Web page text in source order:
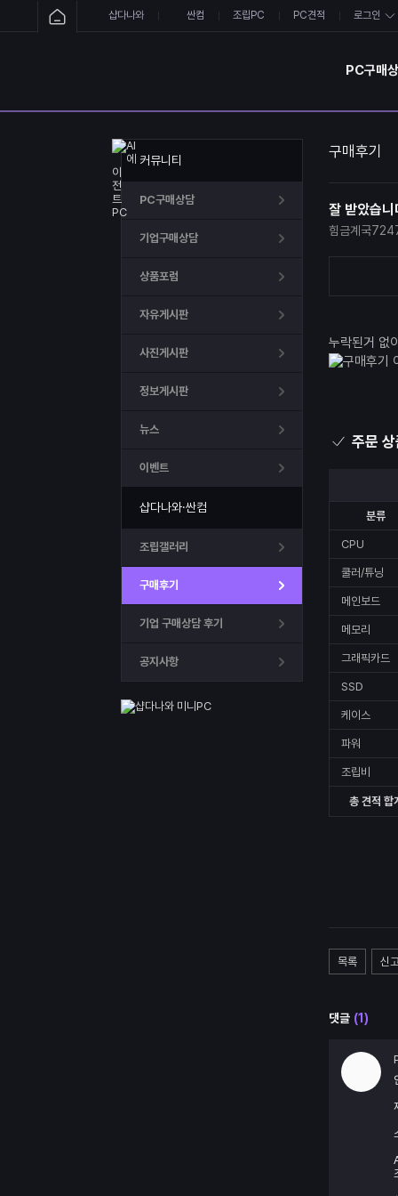
샵다나와 싼컴 조립PC PC견적 로그인
PC구매
커뮤니티
PC구매상담
기업구매상담
상품포럼
자유게시판
사진게시판
정보게시판
뉴스
이벤트
샵다나와·싼컴
조립갤러리
구매후기
기업 구매상담 후기
공지사항
구매후기
잘 받았습니
힘금계국
누락된거 없
주문
분류
CPU
쿨러/튜닝
메인보드
메모리
그래픽카드
SSD
케이스
파워
조립비
총 견적 합
목록 신
댓글 (1 )